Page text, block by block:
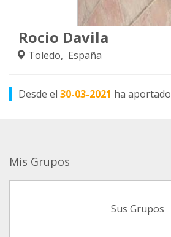
Rocio Davila
Toledo, España
Desde el 30-03-2021 ha aportado
Mis Grupos
Sus Grupos